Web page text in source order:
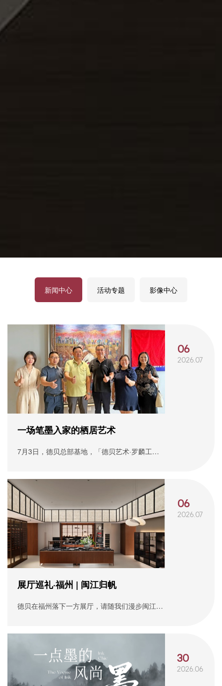
新闻中心 活动专题 影像中心
一场笔墨入家的栖居艺术
7月3日，德贝总部基地，「德贝艺术·罗麟工作
日常生活。
06
2026.07
展厅巡礼·福州 | 闽江归帆
德贝在福州落下一方展厅，请随我们漫步闽江潮
06
2026.07
30
2026.06